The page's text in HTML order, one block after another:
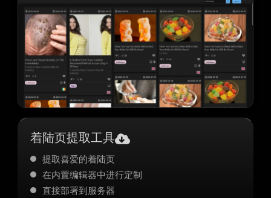
着陆页提取工具
提取喜爱的着陆页
在内置编辑器中进行定制
直接部署到服务器